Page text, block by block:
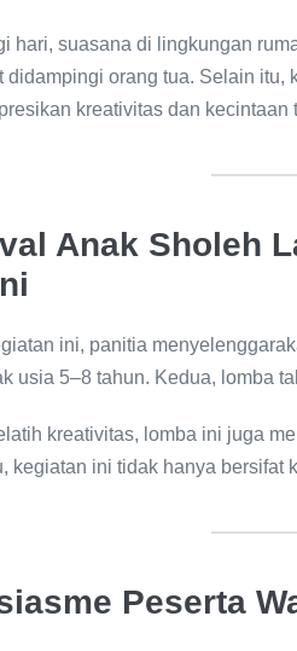
hari, suasana di lingkungan
didampingi orang tua. Selain
kreativitas dan kecintaan
Anak Sholeh
ini, panitia
usia 5–8 tahun. Kedua, lomba
kreativitas, lomba ini juga
kegiatan ini tidak hanya bersifat
Peserta